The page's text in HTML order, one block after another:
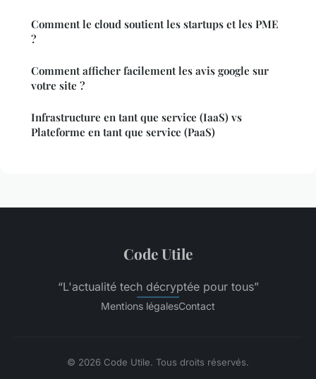
Comment le cloud soutient les startups et les PME
?
Comment afficher facilement les avis google sur
votre site ?
Infrastructure en tant que service (IaaS) vs
Plateforme en tant que service (PaaS)
Code Utile
“L'actualité tech décryptée pour tous”
Mentions légalesContact
© 2026 Code Utile. Tous droits réservés.